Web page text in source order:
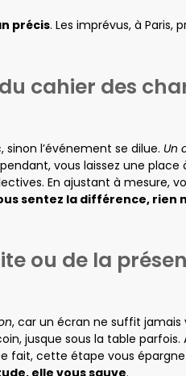
précis. Les imprévus, à Paris,
cahier des
l’événement se dilue. Un
vous laissez une place
En ajustant à mesure,
sentez la différence, rien
ou de la
, car un écran ne suffit jamais
jusque sous la table
fait, cette étape vous